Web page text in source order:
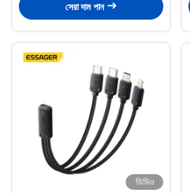
সেরা দাম পান
ভিডিও